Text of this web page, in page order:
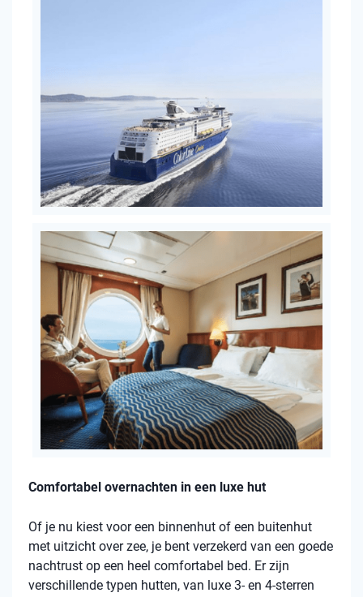
Comfortabel overnachten in een luxe hut
Of je nu kiest voor een binnenhut of een buitenhut
met uitzicht over zee, je bent verzekerd van een goede
nachtrust op een heel comfortabel bed. Er zijn
verschillende typen hutten, van luxe 3- en 4-sterren